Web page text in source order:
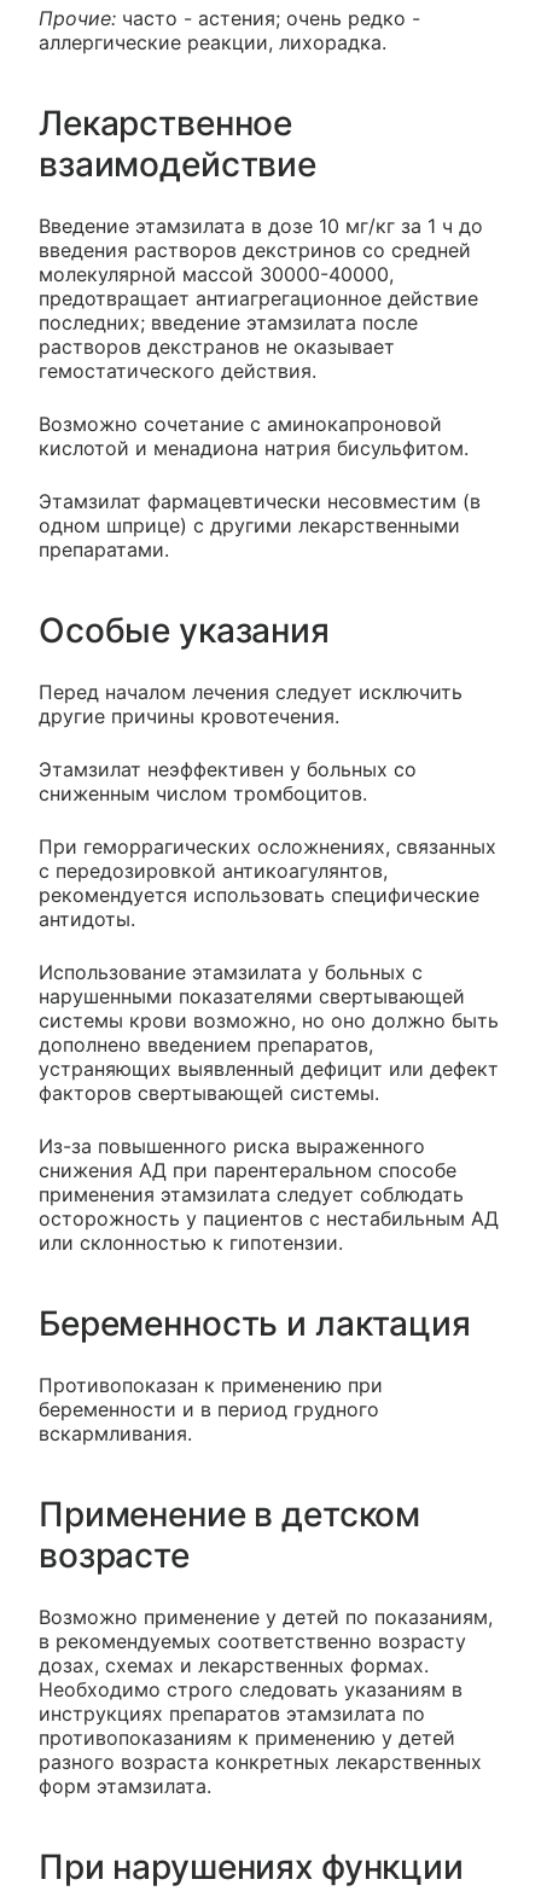
Прочие: часто - астения; очень редко -
аллергические реакции, лихорадка.
Лекарственное
взаимодействие
Введение этамзилата в дозе 10 мг/кг за 1 ч до
введения растворов декстринов со средней
молекулярной массой 30000-40000,
предотвращает антиагрегационное действие
последних; введение этамзилата после
растворов декстранов не оказывает
гемостатического действия.
Возможно сочетание с аминокапроновой
кислотой и менадиона натрия бисульфитом.
Этамзилат фармацевтически несовместим (в
одном шприце) с другими лекарственными
препаратами.
Особые указания
Перед началом лечения следует исключить
другие причины кровотечения.
Этамзилат неэффективен у больных со
сниженным числом тромбоцитов.
При геморрагических осложнениях, связанных
с передозировкой антикоагулянтов,
рекомендуется использовать специфические
антидоты.
Использование этамзилата у больных с
нарушенными показателями свертывающей
системы крови возможно, но оно должно быть
дополнено введением препаратов,
устраняющих выявленный дефицит или дефект
факторов свертывающей системы.
Из-за повышенного риска выраженного
снижения АД при парентеральном способе
применения этамзилата следует соблюдать
осторожность у пациентов с нестабильным АД
или склонностью к гипотензии.
Беременность и лактация
Противопоказан к применению при
беременности и в период грудного
вскармливания.
Применение в детском
возрасте
Возможно применение у детей по показаниям,
в рекомендуемых соответственно возрасту
дозах, схемах и лекарственных формах.
Необходимо строго следовать указаниям в
инструкциях препаратов этамзилата по
противопоказаниям к применению у детей
разного возраста конкретных лекарственных
форм этамзилата.
При нарушениях функции